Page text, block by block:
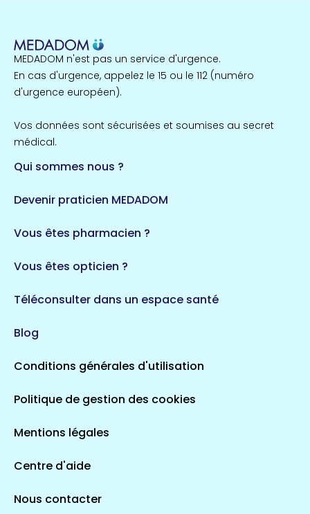
Île-de-France
857 espaces de santé
124 espaces de santé
Auvergne-Rhône-Alpes
720 espaces de santé
693 espaces de santé
324 espaces de santé
Côtes-d'Armor
Maine-et-Loire
Loiret
Loir-et-Cher
1 espaces de santé
1 espaces de santé
MEDADOM n'est pas un service d'urgence.
En cas d'urgence, appelez le 15 ou le 112 (numéro
d'urgence européen).
Vos données sont sécurisées et soumises au secret
médical.
Qui sommes nous ?
Devenir praticien MEDADOM
Vous êtes pharmacien ?
Vous êtes opticien ?
Téléconsulter dans un espace santé
Blog
Conditions générales d'utilisation
Politique de gestion des cookies
Mentions légales
Centre d'aide
Nous contacter